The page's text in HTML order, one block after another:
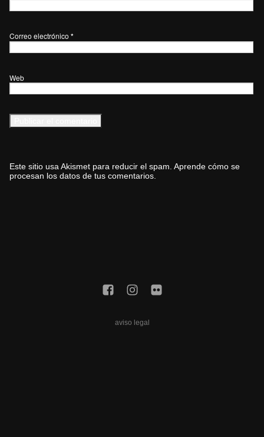
Correo electrónico *
Web
Este sitio usa Akismet para reducir el spam. Aprende cómo se
procesan los datos de tus comentarios.
aviso legal